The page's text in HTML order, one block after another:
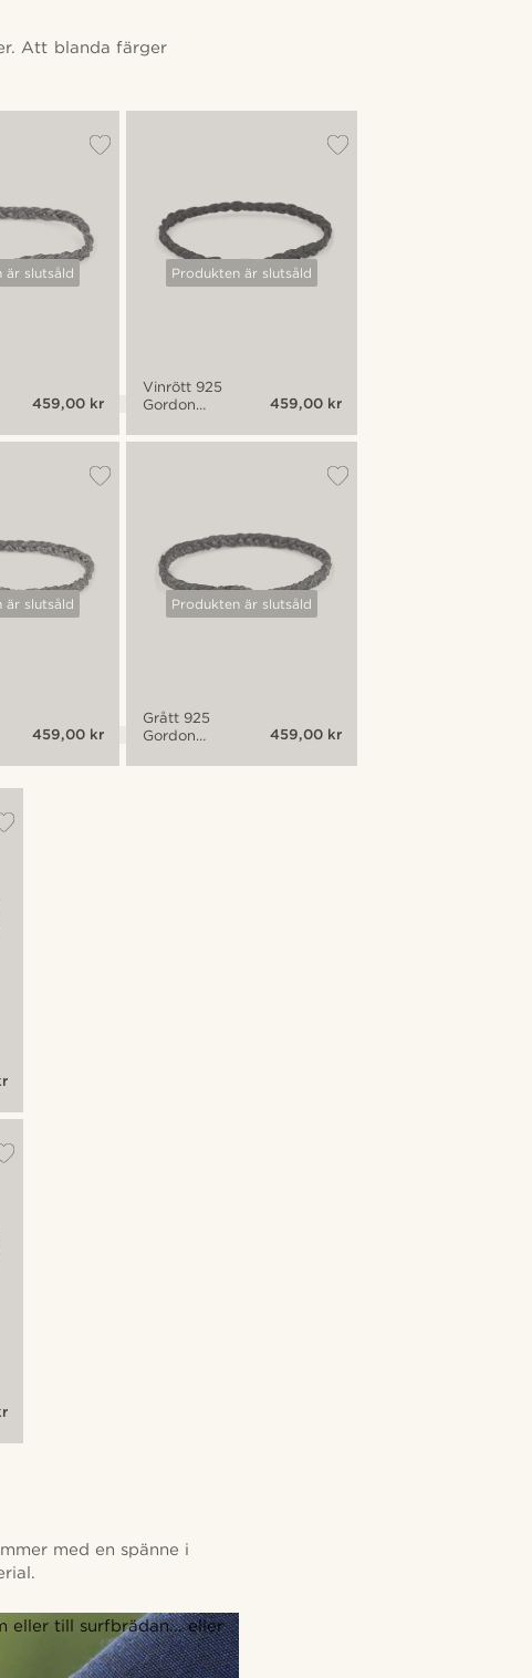
Att blanda färger
är slutsåld
459,00 kr
är slutsåld
459,00 kr
Produkten är slutsåld
Vinrött 925
Gordon
459,00 kr
Produkten är slutsåld
Grått 925
Gordon
459,00 kr
med en spänne i
eller till surfbrädan... eller